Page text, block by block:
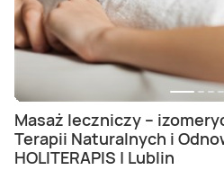
Masaż leczniczy –
Terapii Naturalnych i
HOLITERAPIS | Lublin